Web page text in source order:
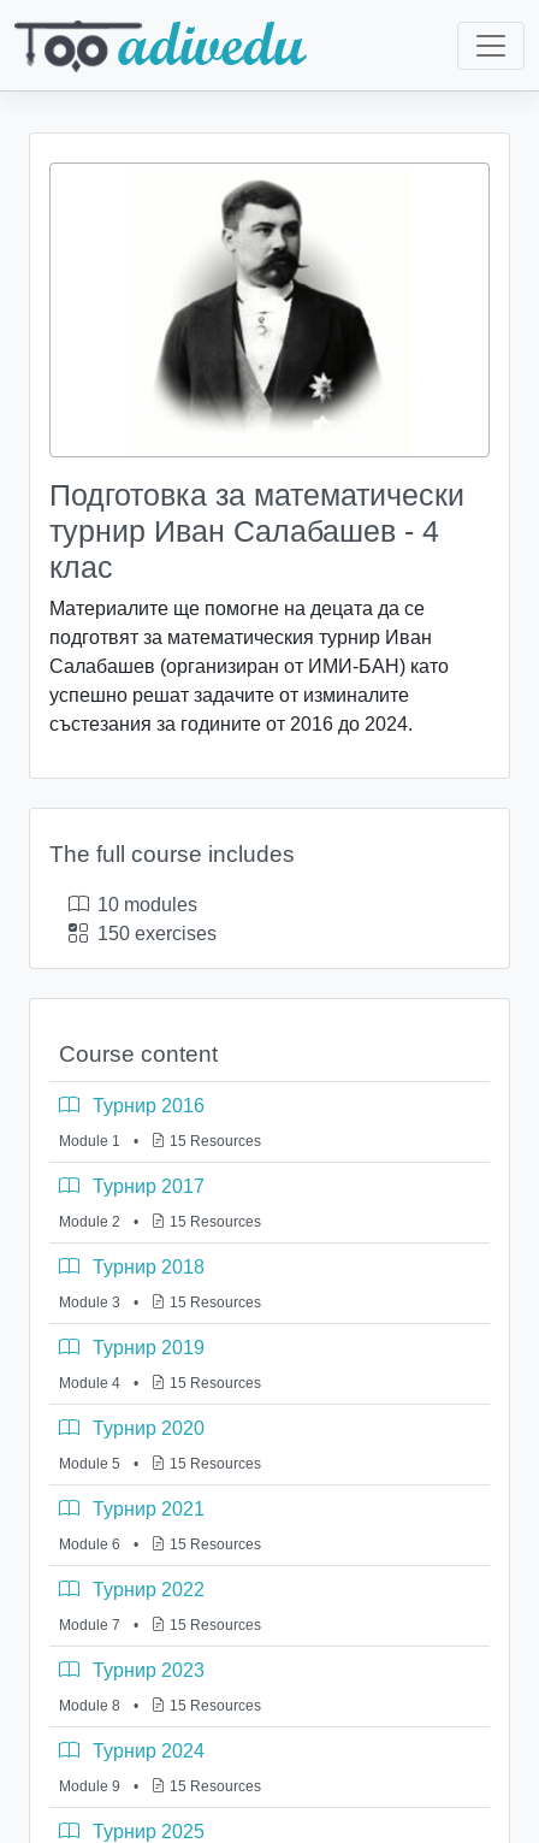
Подготовка за математически
турнир Иван Салабашев - 4
клас
Материалите ще помогне на децата да се
подготвят за математическия турнир Иван
Салабашев (организиран от ИМИ-БАН) като
успешно решат задачите от изминалите
състезания за годините от 2016 до 2024.
The full course includes
10 modules
150 exercises
Course content
Турнир 2016
Module 1 • 15 Resources
Турнир 2017
Module 2 • 15 Resources
Турнир 2018
Module 3 • 15 Resources
Турнир 2019
Module 4 • 15 Resources
Турнир 2020
Module 5 • 15 Resources
Турнир 2021
Module 6 • 15 Resources
Турнир 2022
Module 7 • 15 Resources
Турнир 2023
Module 8 • 15 Resources
Турнир 2024
Module 9 • 15 Resources
Турнир 2025